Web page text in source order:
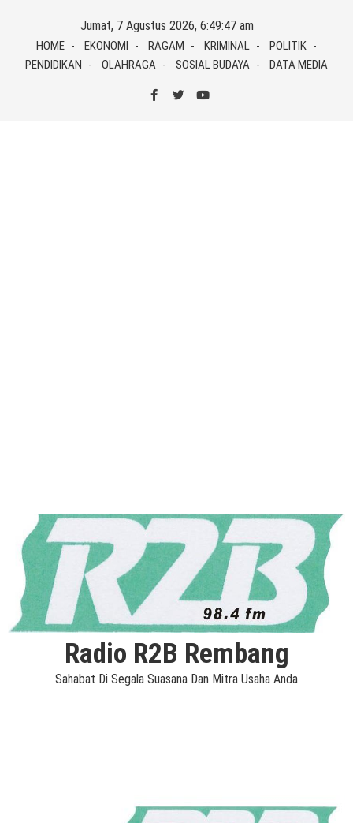
content
Jumat, 7 Agustus 2026, 6:49:48 am
HOME EKONOMI RAGAM KRIMINAL
POLITIK
PENDIDIKAN
OLAHRAGA SOSIAL BUDAYA DATA MEDIA
Radio R2B Rembang
Sahabat Di Segala Suasana Dan Mitra Usaha Anda